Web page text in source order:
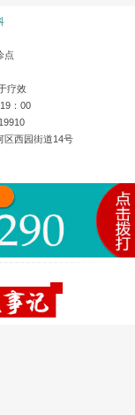
点
疗效
：00
区西园街道14号